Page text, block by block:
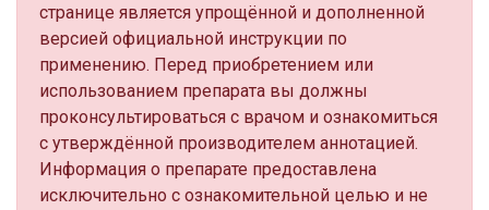
странице является упрощённой и дополненной
версией официальной инструкции по
применению. Перед приобретением или
использованием препарата вы должны
проконсультироваться с врачом и ознакомиться
с утверждённой производителем аннотацией.
Информация о препарате предоставлена
исключительно с ознакомительной целью и не